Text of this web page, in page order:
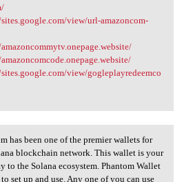
view/url-amazoncom-
view/gogleplayredeemco
has been one of the
has been one of the premier wallets for
blockchain network. This wallet is your
to the Solana ecosystem. Phantom Wallet
to set up and use. Any one of you can use